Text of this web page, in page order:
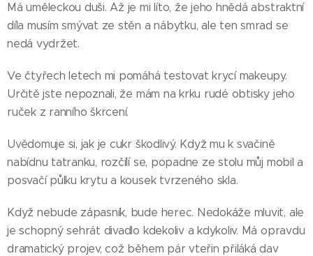
Má uměleckou duši. Až je mi líto, že jeho hnědá abstraktní
díla musím smývat ze stěn a nábytku, ale ten smrad se
nedá vydržet.
Ve čtyřech letech mi pomáhá testovat krycí makeupy.
Určitě jste nepoznali, že mám na krku rudé obtisky jeho
ruček z ranního škrcení.
Uvědomuje si, jak je cukr škodlivý. Když mu k svačině
nabídnu tatranku, rozčílí se, popadne ze stolu můj mobil a
posvačí půlku krytu a kousek tvrzeného skla.
Když nebude zápasník, bude herec. Nedokáže mluvit, ale
je schopný sehrát divadlo kdekoliv a kdykoliv. Má opravdu
dramatický projev, což během pár vteřin přiláká dav